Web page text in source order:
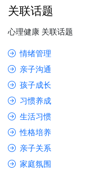
关联话题
心理健康 关联话题
情绪管理
亲子沟通
孩子成长
习惯养成
生活习惯
性格培养
亲子关系
家庭氛围